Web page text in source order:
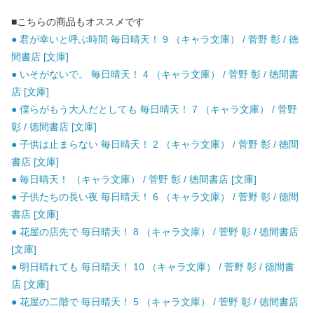
■こちらの商品もオススメです
● 君が幸いと呼ぶ時間 毎日晴天！ 9 （キャラ文庫） / 菅野 彰 / 徳
間書店 [文庫]
● いそがないで。 毎日晴天！ 4 （キャラ文庫） / 菅野 彰 / 徳間書
店 [文庫]
● 僕らがもう大人だとしても 毎日晴天！ 7 （キャラ文庫） / 菅野
彰 / 徳間書店 [文庫]
● 子供は止まらない 毎日晴天！ 2 （キャラ文庫） / 菅野 彰 / 徳間
書店 [文庫]
● 毎日晴天！ （キャラ文庫） / 菅野 彰 / 徳間書店 [文庫]
● 子供たちの長い夜 毎日晴天！ 6 （キャラ文庫） / 菅野 彰 / 徳間
書店 [文庫]
● 花屋の店先で 毎日晴天！ 8 （キャラ文庫） / 菅野 彰 / 徳間書店
[文庫]
● 明日晴れても 毎日晴天！ 10 （キャラ文庫） / 菅野 彰 / 徳間書
店 [文庫]
● 花屋の二階で 毎日晴天！ 5 （キャラ文庫） / 菅野 彰 / 徳間書店